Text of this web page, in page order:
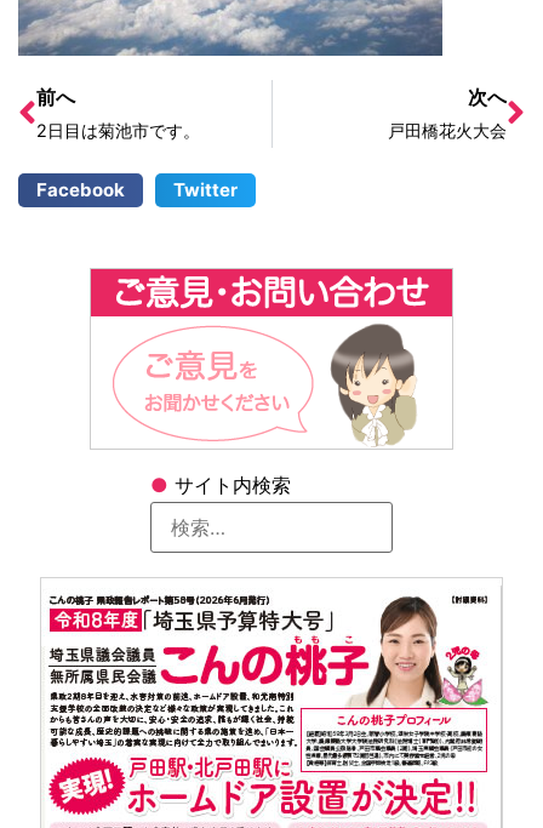
● サイト内検索
前へ
2日目は菊池市です。
次へ
戸田橋花火大会
Facebook Twitter